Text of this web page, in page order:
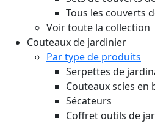
Tous les couverts
Voir toute la collection
Couteaux de jardinier
Par type de produits
Serpettes de
Couteaux scies en
Sécateurs
Coffret outils de